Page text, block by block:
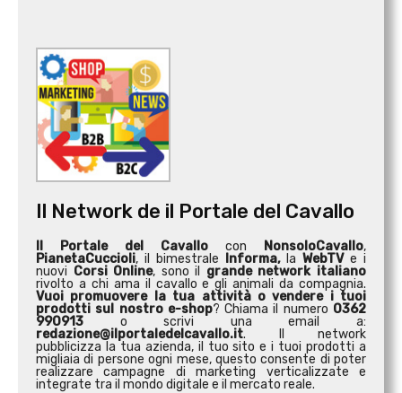
Il Network de il Portale del Cavallo
Il Portale del Cavallo con NonsoloCavallo,
PianetaCuccioli, il bimestrale Informa,laWebTVe i
nuovi Corsi Online, sono il grande network italiano
rivolto a chi ama il cavallo e gli animali da compagnia.
Vuoi promuovere la tua attività ovendere i tuoi
prodotti sul nostro e-shop? Chiama il numero 0362
990913 o scrivi una email a:
redazione@ilportaledelcavallo.it. Il network
pubblicizza la tua azienda, il tuo sito e i tuoi prodotti a
migliaia di persone ogni mese, questo consente di poter
realizzare campagne di marketing verticalizzate e
integrate tra il mondo digitale e il mercato reale.